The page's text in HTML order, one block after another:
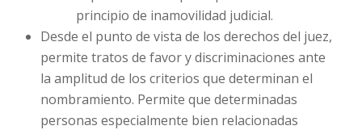
principio de inamovilidad judicial.
Desde el punto de vista de los derechos del juez,
permite tratos de favor y discriminaciones ante
la amplitud de los criterios que determinan el
nombramiento. Permite que determinadas
personas especialmente bien relacionadas